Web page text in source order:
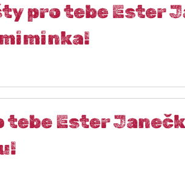
pro tebe Ester
tebe Ester